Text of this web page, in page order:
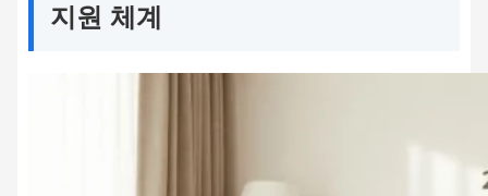
지원 체계